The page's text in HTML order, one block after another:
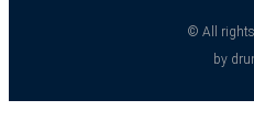
© All rights
by